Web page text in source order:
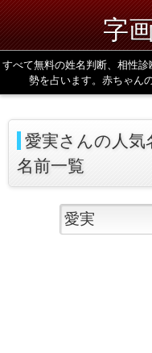
字
すべて無料の姓名判断、相性
勢を占います。赤ちゃん
愛実さんの人気名前1位から100位までの
名前一覧